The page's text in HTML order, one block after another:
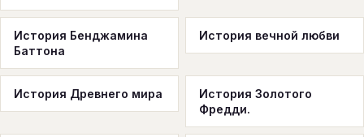
История Бенджамина
Баттона
История вечной любви
История Древнего мира
История Золотого
Фредди.